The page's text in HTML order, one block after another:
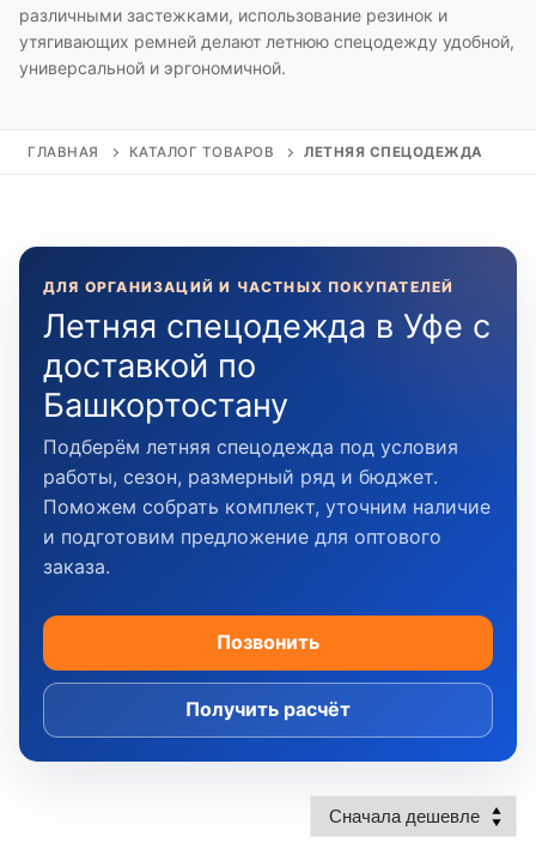
различными застежками, использование резинок и
утягивающих ремней делают летнюю спецодежду удобной,
универсальной и эргономичной.
ГЛАВНАЯ КАТАЛОГ ТОВАРОВ ЛЕТНЯЯ СПЕЦОДЕЖДА
ДЛЯ ОРГАНИЗАЦИЙ И ЧАСТНЫХ ПОКУПАТЕЛЕЙ
Летняя спецодежда в Уфе с
доставкой по
Башкортостану
Подберём летняя спецодежда под условия
работы, сезон, размерный ряд и бюджет.
Поможем собрать комплект, уточним наличие
и подготовим предложение для оптового
заказа.
Позвонить
Получить расчёт